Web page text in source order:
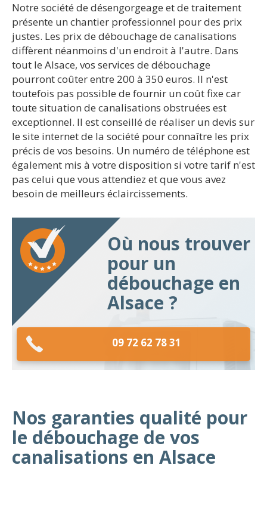
Notre société de désengorgeage et de traitement
présente un chantier professionnel pour des prix
justes. Les prix de débouchage de canalisations
diffèrent néanmoins d'un endroit à l'autre. Dans
tout le Alsace, vos services de débouchage
pourront coûter entre 200 à 350 euros. Il n'est
toutefois pas possible de fournir un coût fixe car
toute situation de canalisations obstruées est
exceptionnel. Il est conseillé de réaliser un devis sur
le site internet de la société pour connaître les prix
précis de vos besoins. Un numéro de téléphone est
également mis à votre disposition si votre tarif n'est
pas celui que vous attendiez et que vous avez
besoin de meilleurs éclaircissements.
Où nous trouver
pour un
débouchage en
Alsace ?
09 72 62 78 31
Nos garanties qualité pour
le débouchage de vos
canalisations en Alsace